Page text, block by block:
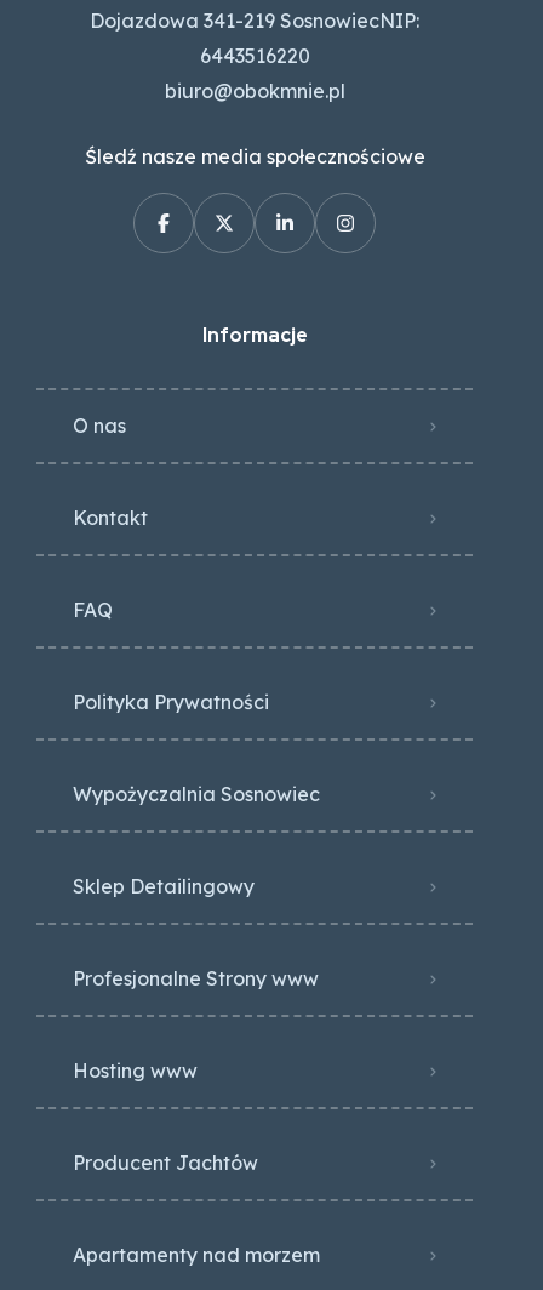
Dojazdowa 341-219 SosnowiecNIP:
6443516220
biuro@obokmnie.pl
Śledź nasze media społecznościowe
Informacje
O nas
Kontakt
FAQ
Polityka Prywatności
Wypożyczalnia Sosnowiec
Sklep Detailingowy
Profesjonalne Strony www
Hosting www
Producent Jachtów
Apartamenty nad morzem